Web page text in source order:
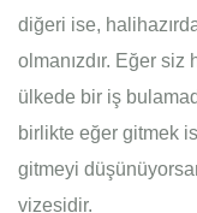
diğeri ise,
olmanızdır. Eğer
ülkede bir iş
birlikte eğer gitmek
gitmeyi
vizesidir.